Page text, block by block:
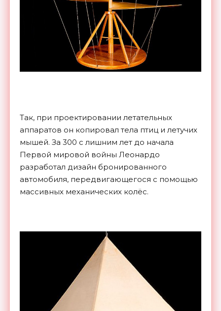
Так, при проектировании летательных
аппаратов он копировал тела птиц и летучих
мышей. За 300 с лишним лет до начала
Первой мировой войны Леонардо
разработал дизайн бронированного
автомобиля, передвигающегося с помощью
массивных механических колёс.